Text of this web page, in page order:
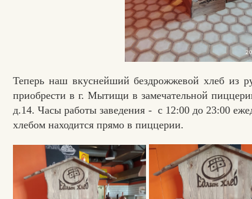
Вконтакте
Max
Теперь наш вкуснейший бездрожжевой хлеб из
приобрести в г. Мытищи в замечательной
д.14. Часы работы заведения - с 12:00 до 23:00
хлебом находится прямо в пиццерии.